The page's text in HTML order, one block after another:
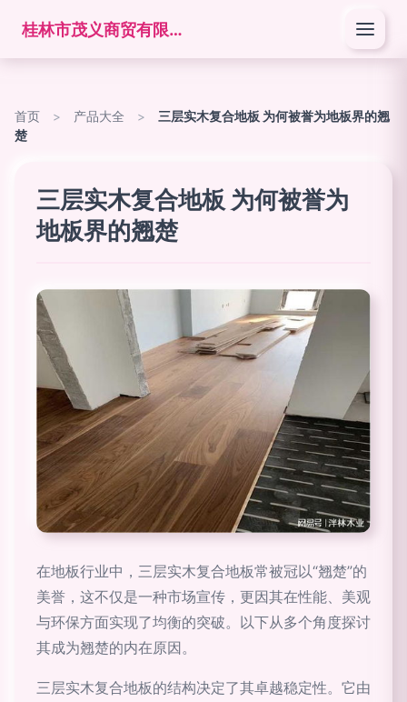
桂林市茂义商贸有限公司
首页 > 产品大全 >
三层实木复合地板 为何被誉为地板界的翘
楚
三层实木复合地板 为何被誉为
地板界的翘楚
在地板行业中，三层实木复合地板常被冠以“翘楚”的
美誉，这不仅是一种市场宣传，更因其在性能、美观
与环保方面实现了均衡的突破。以下从多个角度探讨
其成为翘楚的内在原因。
三层实木复合地板的结构决定了其卓越稳定性。它由